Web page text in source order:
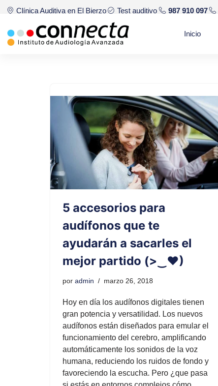
al
Clínica Auditiva en El Bierzo Test auditivo 987 910 097
Inicio
5 accesorios para
audífonos que te
ayudarán a sacarles el
mejor partido (>‿♥)
por admin marzo 26, 2018
Hoy en día los audífonos digitales tienen
gran potencia y versatilidad. Los nuevos
audífonos están diseñados para emular el
funcionamiento del cerebro, amplificando
automáticamente los sonidos de la voz
humana, reduciendo los ruidos de fondo y
favoreciendo la escucha. Pero ¿que pasa